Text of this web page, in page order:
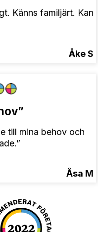
Känns familjärt. Kan
Åke S
till mina behov och
Åsa M